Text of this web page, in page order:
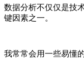
数据分析不仅仅是技
键因素之一。
我常常会用一些易懂